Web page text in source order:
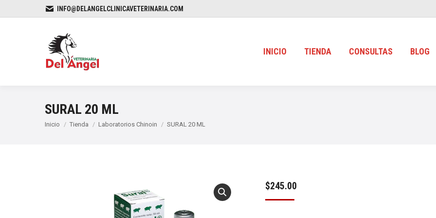
INFO@DELANGELCLINICAVETERINARIA.COM
INICIO TIENDA CONSULTAS BLOG
SURAL 20 ML
Estás aquí:
Inicio Tienda Laboratorios Chinoin SURAL 20 ML
$245.00